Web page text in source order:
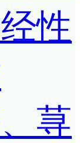
性
荨